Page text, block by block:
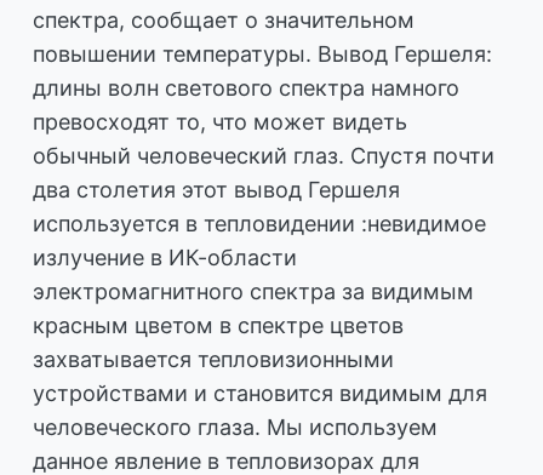
спектра, сообщает о значительном
повышении температуры. Вывод Гершеля:
длины волн светового спектра намного
превосходят то, что может видеть
обычный человеческий глаз. Спустя почти
два столетия этот вывод Гершеля
используется в тепловидении :невидимое
излучение в ИК-области
электромагнитного спектра за видимым
красным цветом в спектре цветов
захватывается тепловизионными
устройствами и становится видимым для
человеческого глаза. Мы используем
данное явление в тепловизорах для